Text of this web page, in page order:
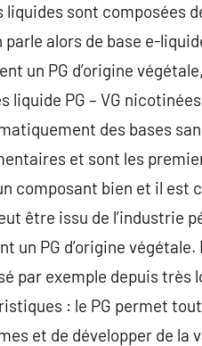
sont composées
parle alors de base e-
un PG d’origine
liquide PG – VG
des bases
et sont les
composant bien et il
être issu de l’industrie
un PG d’origine
par exemple depuis
: le PG permet
et de développer de la